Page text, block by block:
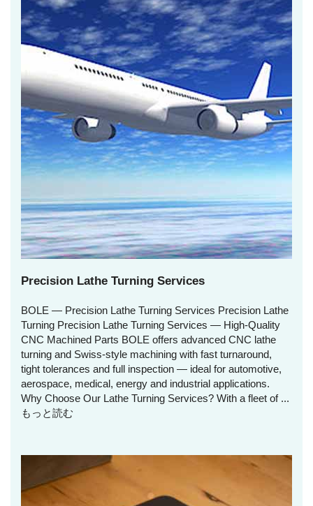
Precision Lathe Turning Services
BOLE — Precision Lathe Turning Services Precision Lathe
Turning Precision Lathe Turning Services — High‑Quality
CNC Machined Parts BOLE offers advanced CNC lathe
turning and Swiss‑style machining with fast turnaround,
tight tolerances and full inspection — ideal for automotive,
aerospace, medical, energy and industrial applications.
Why Choose Our Lathe Turning Services? With a fleet of ...
もっと読む